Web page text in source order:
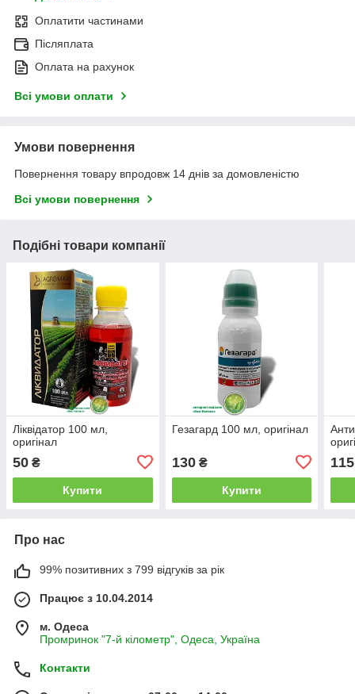
Оплатити частинами
Післяплата
Оплата на рахунок
Всі умови оплати
Умови повернення
Повернення товару впродовж 14 днів за домовленістю
Всі умови повернення
Подібні товари компанії
Ліквідатор 100 мл,
оригінал
50 ₴
Купити
Гезагард 100 мл, оригінал
130₴
Купити
115
Про нас
99% позитивних з 799 відгуків за рік
Працює з 10.04.2014
м. Одеса
Промринок "7-й кілометр", Одеса, Україна
Контакти